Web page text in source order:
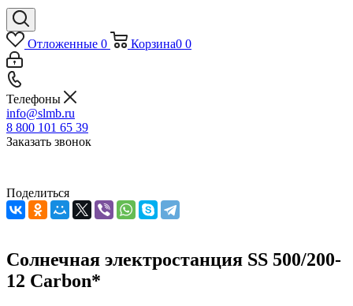
Отложенные 0 Корзина0 0
Телефоны
info@slmb.ru
8 800 101 65 39
Заказать звонок
Поделиться
Солнечная электростанция SS 500/200-
12 Carbon*